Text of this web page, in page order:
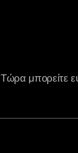
Τώρα μπορείτε